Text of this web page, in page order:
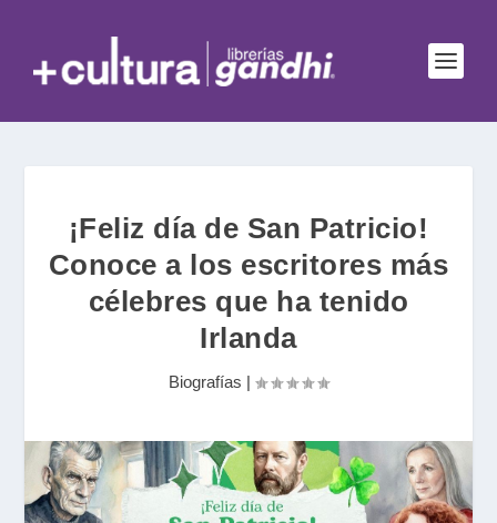
¡Feliz día de San Patricio!
Conoce a los escritores más
célebres que ha tenido
Irlanda
Biografías |